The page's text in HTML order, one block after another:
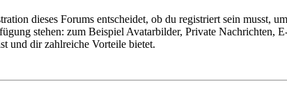
dieses Forums entscheidet, ob du registriert sein musst,
stehen: zum Beispiel Avatarbilder, Private Nachrichten,
und dir zahlreiche Vorteile bietet.